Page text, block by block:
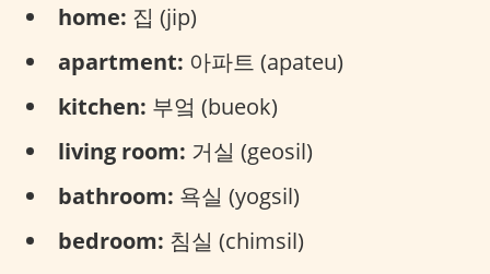
home: 집 (jip)
apartment: 아파트 (apateu)
kitchen: 부엌 (bueok)
living room: 거실 (geosil)
bathroom: 욕실 (yogsil)
bedroom: 침실 (chimsil)